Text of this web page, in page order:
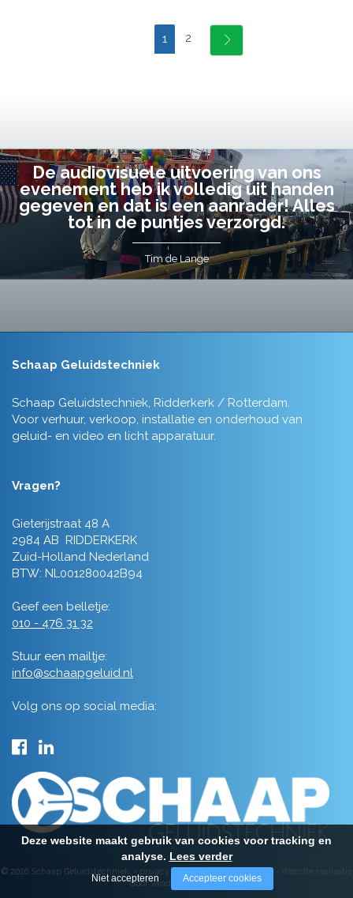
1 2
De audiovisuele uitvoering van ons
evenement heb ik volledig uit handen
gegeven en dat is een aanrader! Alles
tot in de puntjes verzorgd.
Tim de Lange
Schaap Geluidstechniek
Schaap Geluidstechniek, Ridderkerk / Rotterdam.
Voor verhuur, verkoop, installatie en onderhoud van
geluid- en video en licht apparatuur.
Vragen?
Gieterijstraat 48 A
2984 AB RIDDERKERK
Zuid-Holland Nederland
BTW: NL001280042B94
Geef een belletje:
010 - 476 31 32
Stuur een mailtje:
info@schaapgeluid.nl
Volg ons op social media:
© 2026 Schaap Geluidstechniek - privacy - algemene voorwaarden- Website realisatie
door Vanderperk Groep
Deze website maakt gebruik van cookies voor tracking en
analyse. Lees verder
Niet accepteren Accepteer cookies